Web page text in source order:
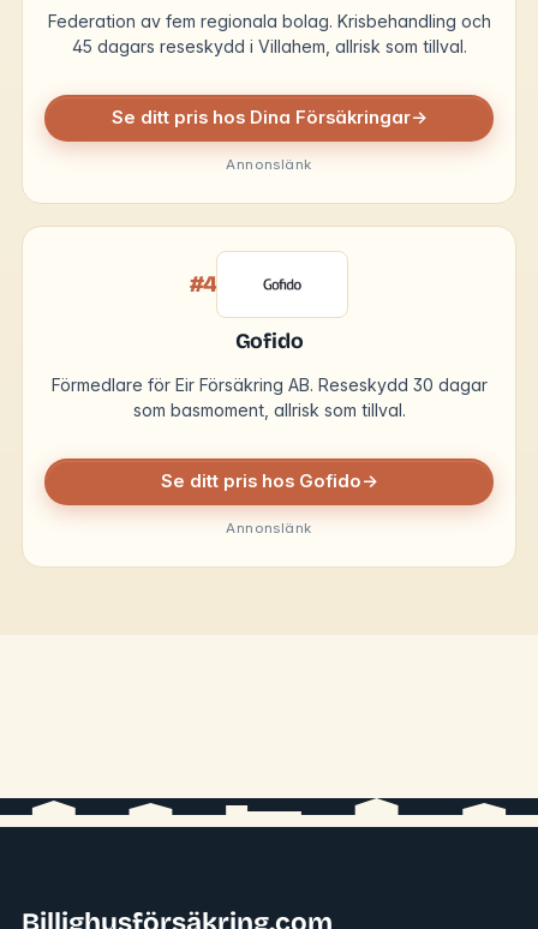
Federation av fem regionala bolag. Krisbehandling och
45 dagars reseskydd i Villahem, allrisk som tillval.
Se ditt pris hos Dina Försäkringar→
Annonslänk
#4
Gofido
Förmedlare för Eir Försäkring AB. Reseskydd 30 dagar
som basmoment, allrisk som tillval.
Se ditt pris hos Gofido→
Annonslänk
Billighusförsäkring.com